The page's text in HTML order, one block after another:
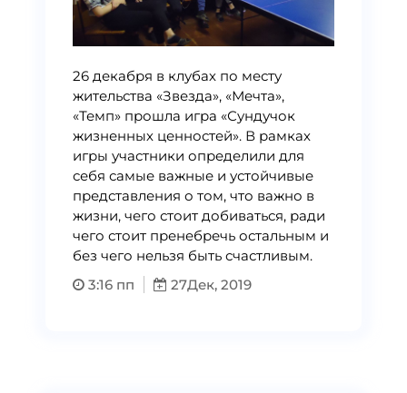
26 декабря в клубах по месту
жительства «Звезда», «Мечта»,
«Темп» прошла игра «Сундучок
жизненных ценностей». В рамках
игры участники определили для
себя самые важные и устойчивые
представления о том, что важно в
жизни, чего стоит добиваться, ради
чего стоит пренебречь остальным и
без чего нельзя быть счастливым.
3:16 пп
27Дек, 2019